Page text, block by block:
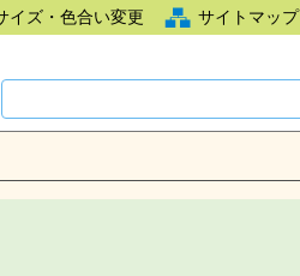
イズ・色合い変更 サイトマップ